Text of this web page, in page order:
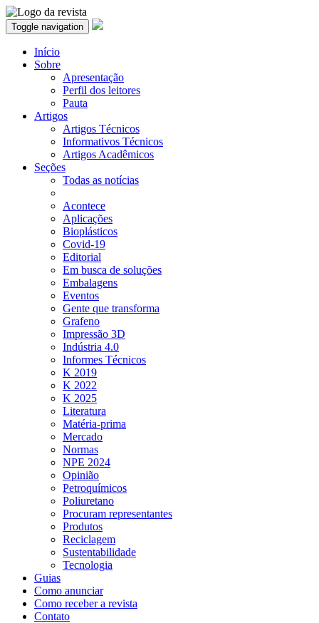
Toggle navigation
Início
Sobre
Apresentação
Perfil dos leitores
Pauta
Artigos
Artigos Técnicos
Informativos Técnicos
Artigos Acadêmicos
Seções
Todas as notícias
Acontece
Aplicações
Bioplásticos
Covid-19
Editorial
Em busca de soluções
Embalagens
Eventos
Gente que transforma
Grafeno
Impressão 3D
Indústria 4.0
Informes Técnicos
K 2019
K 2022
K 2025
Literatura
Matéria-prima
Mercado
Normas
NPE 2024
Opinião
Petroquímicos
Poliuretano
Procuram representantes
Produtos
Reciclagem
Sustentabilidade
Tecnologia
Guias
Como anunciar
Como receber a revista
Contato